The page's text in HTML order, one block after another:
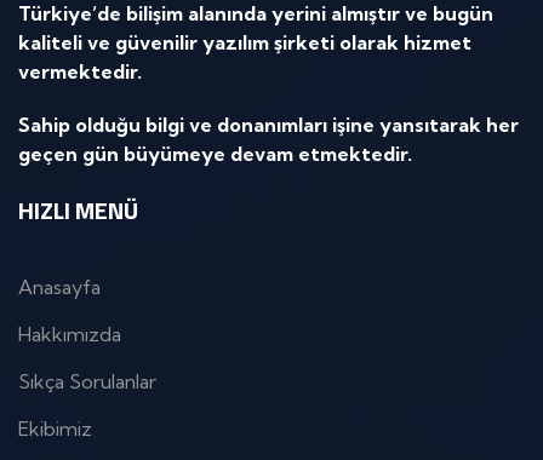
Türkiye’de bilişim alanında yerini almıştır ve bugün
kaliteli ve güvenilir yazılım şirketi olarak hizmet
vermektedir.
Sahip olduğu bilgi ve donanımları işine yansıtarak her
geçen gün büyümeye devam etmektedir.
HIZLI MENÜ
Anasayfa
Hakkımızda
Sıkça Sorulanlar
Ekibimiz